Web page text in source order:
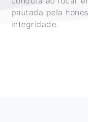
pautada pela
integridade.